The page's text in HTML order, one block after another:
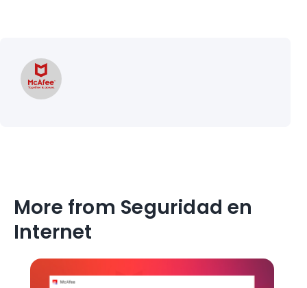
More from Seguridad en
Internet